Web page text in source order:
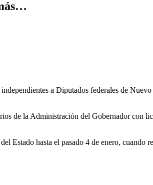
a Diputados federales de
de la Administración del Gobernador con
Estado hasta el pasado 4 de enero,